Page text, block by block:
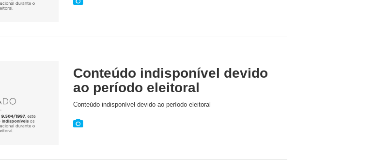
Conteúdo indisponível devido
ao período eleitoral
Conteúdo indisponível devido ao período eleitoral